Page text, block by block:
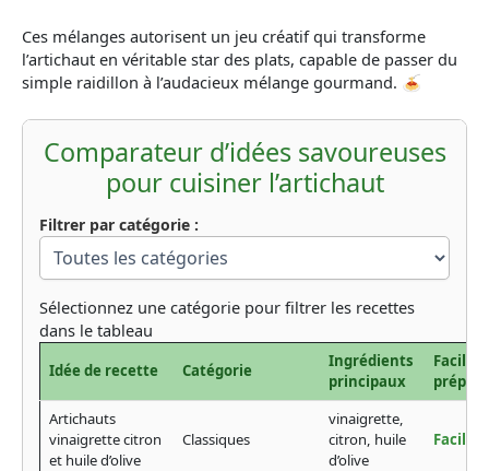
Ces mélanges autorisent un jeu créatif qui transforme
l’artichaut en véritable star des plats, capable de passer du
simple raidillon à l’audacieux mélange gourmand. 🍝
Comparateur d’idées savoureuses
pour cuisiner l’artichaut
Filtrer par catégorie :
Sélectionnez une catégorie pour filtrer les recettes
dans le tableau
Idée de recette Catégorie
Ingrédients
principaux
Facilité
Artichauts
vinaigrette citron
et huile d’olive
Classiques
vinaigrette,
citron, huile
d’olive
Facile